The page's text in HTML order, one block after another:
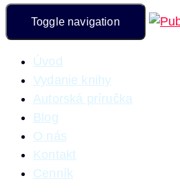
Toggle navigation
Úvod
Vydanie knihy
Autorská príručka
Blog
O nás
Kontakt
Cenník